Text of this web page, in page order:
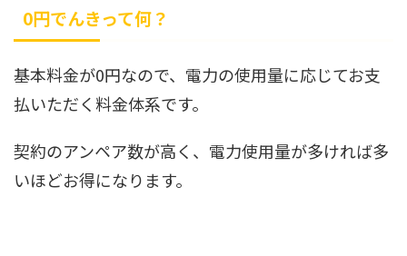
0円でんきって何？
基本料金が0円なので、電力の使用量に応じてお支
払いただく料金体系です。
契約のアンペア数が高く、電力使用量が多ければ多
いほどお得になります。